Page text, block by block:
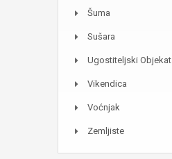
Šuma
Sušara
Ugostiteljski Objekat
Vikendica
Voćnjak
Zemljiste